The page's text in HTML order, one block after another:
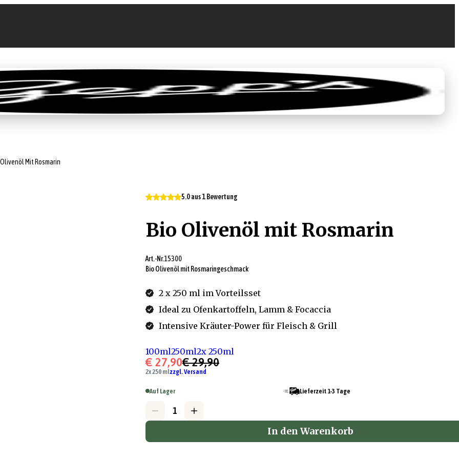
Feinkost-Abo Firmenkunden Sale € 0,00
Mit Rosmarin
5.0 aus 1 Bewertung
Bio Olivenöl mit Rosmarin
Art.-Nr.15300
Bio Olivenöl mit Rosmaringeschmack
2 x 250 ml im Vorteilsset
Ideal zu Ofenkartoffeln, Lamm & Focaccia
Intensive Kräuter-Power für Fleisch & Grill
100ml250ml2x 250ml
€ 27,90€ 29,90
2x 250 mlzzgl. Versand
Auf Lager Lieferzeit 1-3 Tage
In den Warenkorb